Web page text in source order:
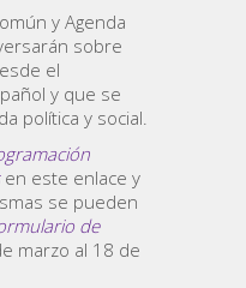
y Agenda
sobre
el
y que se
política y social.
en este enlace y
se pueden
de
marzo al 18 de